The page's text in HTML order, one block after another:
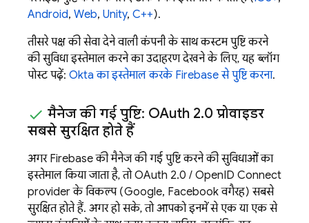
Android, Web, Unity, C++).
तीसरे पक्ष की सेवा देने वाली कंपनी के साथ कस्टम पुष्टि करने
की सुविधा इस्तेमाल करने का उदाहरण देखने के लिए, यह ब्लॉग
पोस्ट पढ़ें: Okta का इस्तेमाल करके Firebase से पुष्टि करना.
मैनेज की गई पुष्टि: OAuth 2.0 प्रोवाइडर
सबसे सुरक्षित होते हैं
अगर Firebase की मैनेज की गई पुष्टि करने की सुविधाओं का
इस्तेमाल किया जाता है, तो OAuth 2.0 / OpenID Connect
provider के विकल्प (Google, Facebook वगैरह) सबसे
सुरक्षित होते हैं. अगर हो सके, तो आपको इनमें से एक या एक से